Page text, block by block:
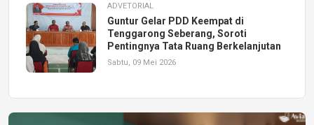
ADVETORIAL
Guntur Gelar PDD Keempat di
Tenggarong Seberang, Soroti
Pentingnya Tata Ruang Berkelanjutan
Sabtu, 09 Mei 2026